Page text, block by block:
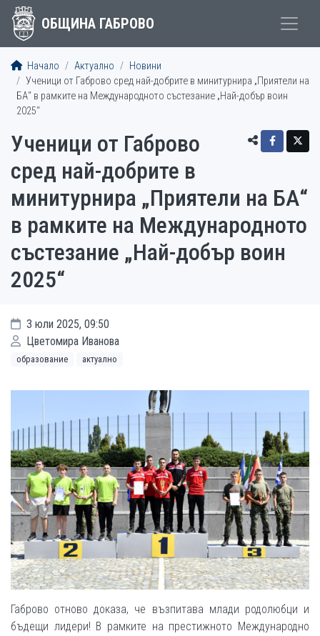
ОБЩИНА ГАБРОВО
Начало Актуално
Новини
Ученици от Габрово сред най-добрите в минитурнира „Приятели на
БА“ в рамките на Международното състезание „Най-добър воин
2025“
Ученици от Габрово
сред най-добрите в
минитурнира „Приятели на БА“
в рамките на Международното
състезание „Най-добър воин
2025“
3 юли 2025, 09:50
Цветомира Иванова
образование актуално
Габрово отново доказа, че възпитава млади родолюбци и
бъдещи лидери! В рамките на престижното Международно